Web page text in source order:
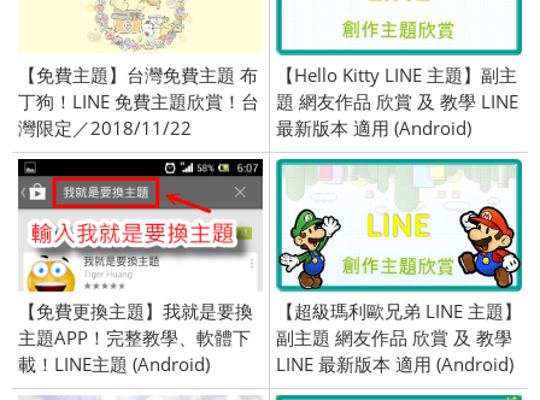
【免費主題】台灣免費主題 布
丁狗！LINE 免費主題欣賞！台
灣限定／2018/11/22
【Hello Kitty LINE 主題】副主
題 網友作品 欣賞 及 教學 LINE
最新版本 適用 (Android)
【免費更換主題】我就是要換
主題APP！完整教學、軟體下
載！LINE主題 (Android)
【超級瑪利歐兄弟 LINE 主題】
副主題 網友作品 欣賞 及 教學
LINE 最新版本 適用 (Android)